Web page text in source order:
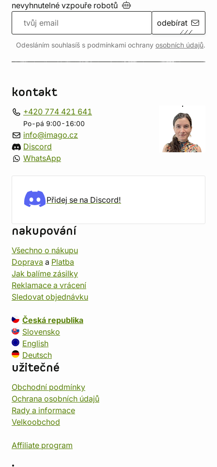
nevyhnutelné vzpouře robotů
odebírat
Odesláním souhlasíš s podmínkami ochrany osobních údajů.
kontakt
+420 774 421 641
Po-pá 9:00-16:00
info@imago.cz
Discord
WhatsApp
Přidej se na Discord!
nakupování
Všechno o nákupu
Doprava a Platba
Jak balíme zásilky
Reklamace a vrácení
Sledovat objednávku
Česká republika
Slovensko
English
Deutsch
užitečné
Obchodní podmínky
Ochrana osobních údajů
Rady a informace
Velkoobchod
Affiliate program